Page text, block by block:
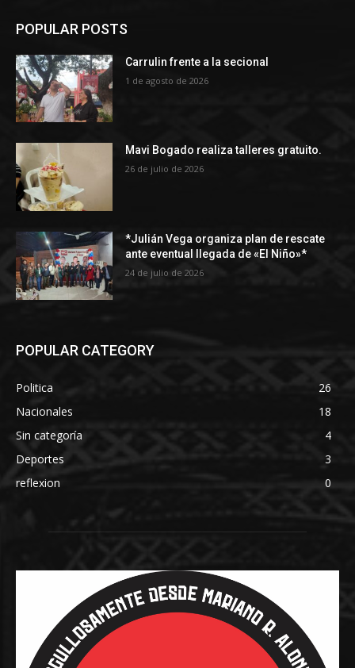
POPULAR POSTS
Carrulin frente a la secional
1 de agosto de 2026
Mavi Bogado realiza talleres gratuito.
26 de julio de 2026
*Julián Vega organiza plan de rescate
ante eventual llegada de «El Niño»*
24 de julio de 2026
POPULAR CATEGORY
Politica
26
Nacionales
18
Sin categoría
4
Deportes
3
reflexion
0